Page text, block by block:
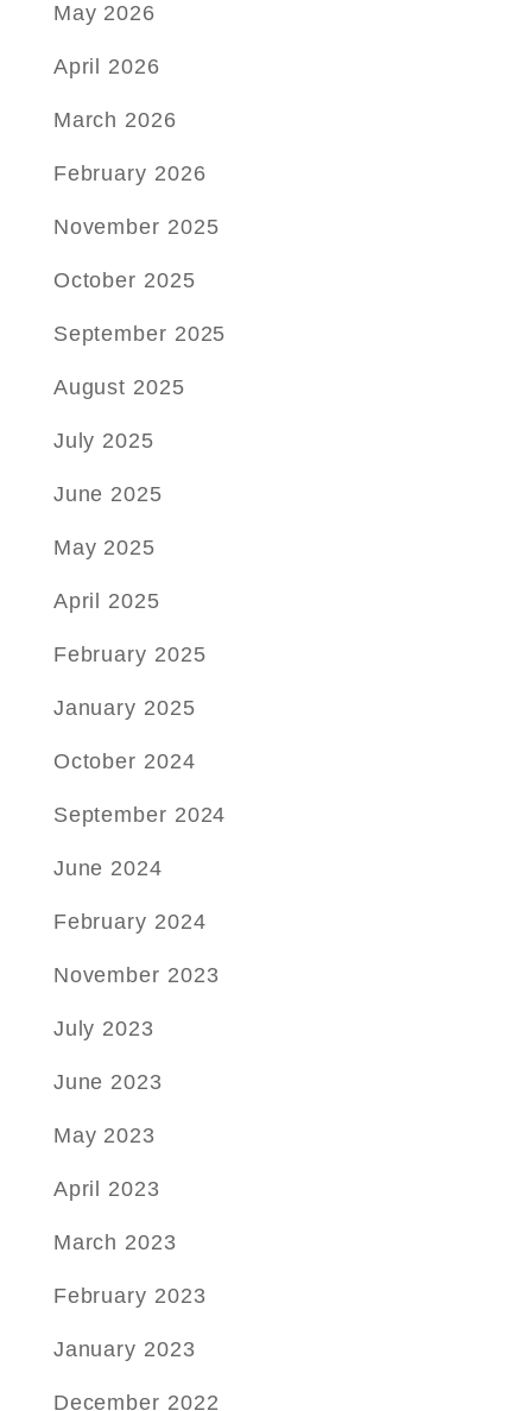
May 2026
April 2026
March 2026
February 2026
November 2025
October 2025
September 2025
August 2025
July 2025
June 2025
May 2025
April 2025
February 2025
January 2025
October 2024
September 2024
June 2024
February 2024
November 2023
July 2023
June 2023
May 2023
April 2023
March 2023
February 2023
January 2023
December 2022